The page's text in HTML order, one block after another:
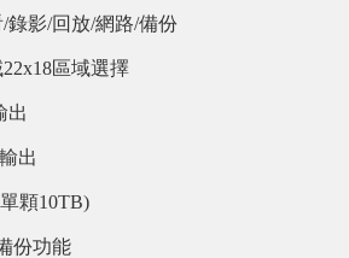
錄影/回放/網路/備份
區域選擇
出
出
顆10TB)
份功能